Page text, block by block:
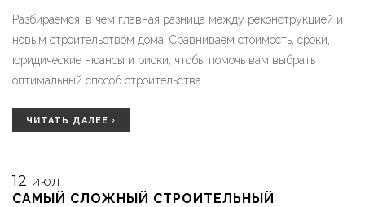
Разбираемся, в чем главная разница между реконструкцией и
новым строительством дома. Сравниваем стоимость, сроки,
юридические нюансы и риски, чтобы помочь вам выбрать
оптимальный способ строительства.
ЧИТАТЬ ДАЛЕЕ
12 ИЮЛ
САМЫЙ СЛОЖНЫЙ СТРОИТЕЛЬНЫЙ